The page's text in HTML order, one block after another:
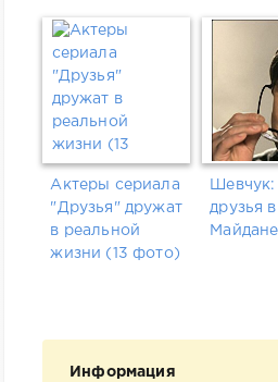
Актеры сериала
"Друзья" дружат
в реальной
жизни (13 фото)
друзья
Майдане
Информация